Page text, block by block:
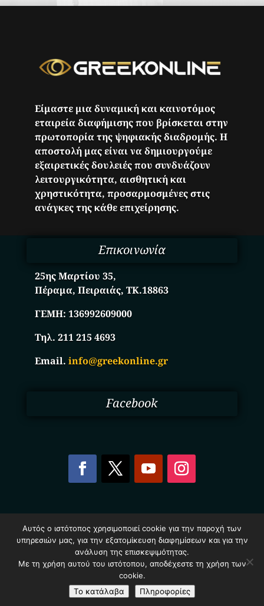
Είμαστε μια δυναμική και καινοτόμος
εταιρεία διαφήμισης που βρίσκεται στην
πρωτοπορία της ψηφιακής διαδρομής. Η
αποστολή μας είναι να δημιουργούμε
εξαιρετικές δουλειές που συνδυάζουν
λειτουργικότητα, αισθητική και
χρηστικότητα, προσαρμοσμένες στις
ανάγκες της κάθε επιχείρησης.
Επικοινωνία
25ης Μαρτίου 35,
Πέραμα, Πειραιάς, ΤΚ.18863
ΓΕΜΗ:136992609000
Τηλ. 211 215 4693
Email.info@greekonline.gr
Facebook
Επιχειρήσεων Ελλάδας – Greekonline.gr. All Rights
Reserved.
Όροι & Προυποθέσεις–Προστασία Προσωπικών
Δεδομένων–Πολιτική Cookies
Αυτός ο ιστότοπος χρησιμοποιεί cookie για την παροχή των
υπηρεσιών μας, για την εξατομίκευση διαφημίσεων και για την
ανάλυση της επισκεψιμότητας.
Με τη χρήση αυτού του ιστότοπου, αποδέχεστε τη χρήση των
cookie.
Το κατάλαβα
Πληροφορίες